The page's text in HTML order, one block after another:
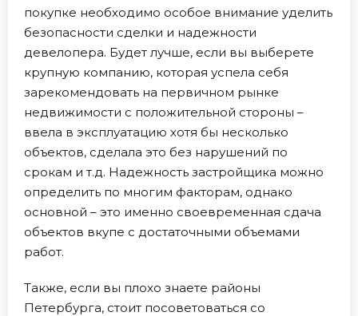
покупке необходимо особое внимание уделить
безопасности сделки и надежности
девелопера. Будет лучше, если вы выберете
крупную компанию, которая успела себя
зарекомендовать на первичном рынке
недвижимости с положительной стороны –
ввела в эксплуатацию хотя бы несколько
объектов, сделала это без нарушений по
срокам и т.д. Надежность застройщика можно
определить по многим факторам, однако
основной – это именно своевременная сдача
объектов вкупе с достаточными объемами
работ.
Также, если вы плохо знаете районы
Петербурга, стоит посоветоваться со